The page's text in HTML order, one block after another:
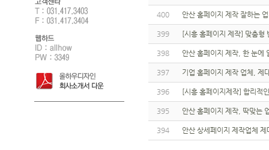
400 안산 홈페이지 제작 잘하는
399 [시흥 홈페이지 제작] 맞춤형
398 안산 홈페이지 제작, 한 눈에
397 기업 홈페이지 제작 업체, 제
396 [시흥 홈페이지제작] 합리적
395 안산 홈페이지 제작, 딱맞는
394 안산 상세페이지 제작업체